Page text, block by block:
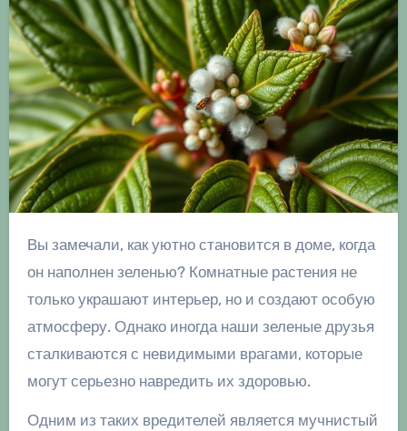
Вы замечали, как уютно становится в доме, когда
он наполнен зеленью? Комнатные растения не
только украшают интерьер, но и создают особую
атмосферу. Однако иногда наши зеленые друзья
сталкиваются с невидимыми врагами, которые
могут серьезно навредить их здоровью.
Одним из таких вредителей является мучнистый